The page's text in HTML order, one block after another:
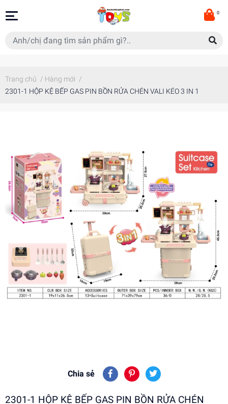
0
Trang chủ / Hàng mới /
2301-1 HỘP KỆ BẾP GAS PIN BỒN RỬA CHÉN VALI KÉO 3 IN 1
Chia sẻ
2301-1 HỘP KỆ BẾP GAS PIN BỒN RỬA CHÉN